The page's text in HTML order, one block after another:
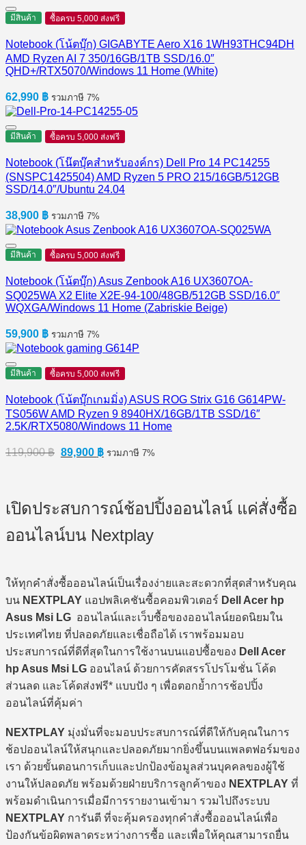
มีสินค้า ซื้อครบ 5,000 ส่งฟรี
Notebook (โน้ตบุ๊ก) GIGABYTE Aero X16 1WH93THC94DH
AMD Ryzen AI 7 350/16GB/1TB SSD/16.0″
QHD+/RTX5070/Windows 11 Home (White)
62,990 ฿ รวมภาษี 7%
มีสินค้า ซื้อครบ 5,000 ส่งฟรี
Notebook (โน๊ตบุ๊คสำหรับองค์กร) Dell Pro 14 PC14255
(SNSPC1425504) AMD Ryzen 5 PRO 215/16GB/512GB
SSD/14.0″/Ubuntu 24.04
38,900 ฿ รวมภาษี 7%
มีสินค้า ซื้อครบ 5,000 ส่งฟรี
Notebook (โน้ตบุ๊ก) Asus Zenbook A16 UX3607OA-
SQ025WA X2 Elite X2E-94-100/48GB/512GB SSD/16.0″
WQXGA/Windows 11 Home (Zabriskie Beige)
59,900 ฿ รวมภาษี 7%
มีสินค้า ซื้อครบ 5,000 ส่งฟรี
Notebook (โน้ตบุ๊กเกมมิ่ง) ASUS ROG Strix G16 G614PW-
TS056W AMD Ryzen 9 8940HX/16GB/1TB SSD/16″
2.5K/RTX5080/Windows 11 Home
119,900฿ Original
price
89,900 ฿Current
price
รวมภาษี 7%
เปิดประสบการณ์ช้อปปิ้งออนไลน์ แค่สั่งซื้อ
ออนไลน์บน Nextplay
ให้ทุกคำสั่งซื้อออนไลน์เป็นเรื่องง่ายและสะดวกที่สุดสำหรับคุณ
บน NEXTPLAY แอปพลิเคชันซื้อคอมพิวเตอร์ Dell Acer hp
Asus Msi LG ออนไลน์และเว็บซื้อของออนไลน์ยอดนิยมใน
ประเทศไทย ที่ปลอดภัยและเชื่อถือได้ เราพร้อมมอบ
ประสบการณ์ที่ดีที่สุดในการใช้งานบนแอปซื้อของ Dell Acer
hp Asus Msi LG ออนไลน์ ด้วยการคัดสรรโปรโมชั่น โค้ด
ส่วนลด และโค้ดส่งฟรี* แบบปัง ๆ เพื่อตอกย้ำการช้อปปิ้ง
ออนไลน์ที่คุ้มค่า
NEXTPLAY มุ่งมั่นที่จะมอบประสบการณ์ที่ดีให้กับคุณในการ
ช้อปออนไลน์ให้สนุกและปลอดภัยมากยิ่งขึ้นบนแพลตฟอร์มของ
เรา ด้วยขั้นตอนการเก็บและปกป้องข้อมูลส่วนบุคคลของผู้ใช้
งานให้ปลอดภัย พร้อมด้วยฝ่ายบริการลูกค้าของ NEXTPLAY ที่
พร้อมดำเนินการเมื่อมีการรายงานเข้ามา รวมไปถึงระบบ
NEXTPLAY การันตี ที่จะคุ้มครองทุกคำสั่งซื้อออนไลน์เพื่อ
ป้องกันข้อผิดพลาดระหว่างการซื้อ และเพื่อให้คุณสามารถยื่น